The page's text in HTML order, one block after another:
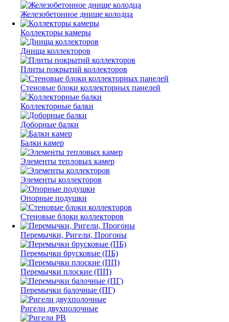
Железобетонное днище колодца
Коллекторы камеры
Днища коллекторов
Плиты покрытий коллекторов
Стеновые блоки коллекторных панелей
Коллекторные балки
Доборные балки
Балки камер
Элементы тепловых камер
Элементы коллекторов
Опорные подушки
Стеновые блоки коллекторов
Перемычки, Ригели, Прогоны
Перемычки брусковые (ПБ)
Перемычки плоские (ПП)
Перемычки балочные (ПГ)
Ригели двухполочные